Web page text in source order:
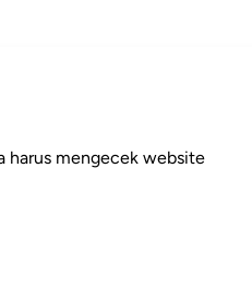
harus mengecek website